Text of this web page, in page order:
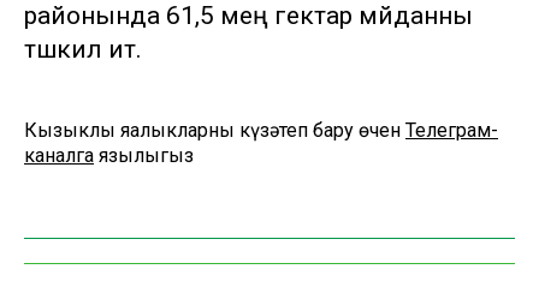
районында 61,5 мең гектар мәйданны
тәшкил итә.
Кызыклы яңалыкларны күзәтеп бару өчен Телеграм-
каналга язылыгыз